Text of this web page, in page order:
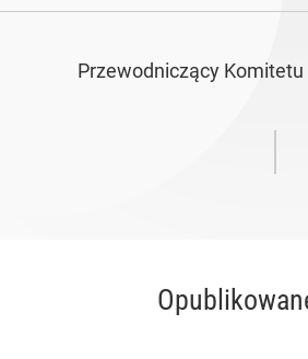
Przewodniczący